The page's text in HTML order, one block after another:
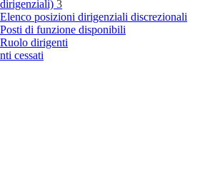
dirigenziali) 3
Elenco posizioni dirigenziali discrezionali
Posti di funzione disponibili
Ruolo dirigenti
cessati